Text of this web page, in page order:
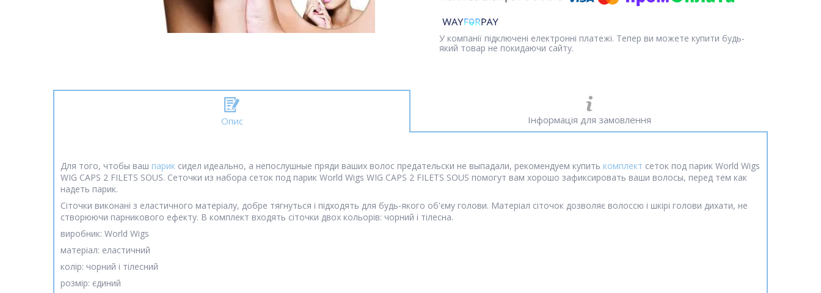
У компанії підключені електронні платежі. Тепер ви можете купити будь-
який товар не покидаючи сайту.
Опис Інформація для замовлення
Для того, чтобы ваш парик сидел идеально, а непослушные пряди ваших волос предательски не выпадали, рекомендуем купить комплект сеток под парик World Wigs
WIG CAPS 2 FILETS SOUS. Сеточки из набора сеток под парик World Wigs WIG CAPS 2 FILETS SOUS помогут вам хорошо зафиксировать ваши волосы, перед тем как
надеть парик.
Сіточки виконані з еластичного матеріалу, добре тягнуться і підходять для будь-якого об'єму голови. Матеріал сіточок дозволяє волоссю і шкірі голови дихати, не
створюючи парникового ефекту. В комплект входять сіточки двох кольорів: чорний і тілесна.
виробник: World Wigs
матеріал: еластичний
колір: чорний і тілесний
розмір: єдиний